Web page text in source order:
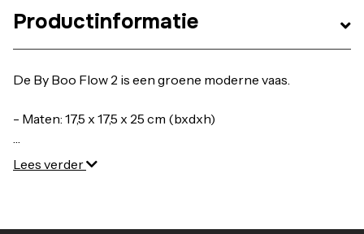
Productinformatie
- Gemaakt van: Glas
Lees verder